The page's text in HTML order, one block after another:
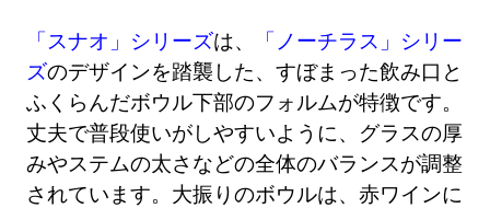
「スナオ」シリーズは、
「ノーチラス」シリー
ズのデザインを踏襲した、すぼまった飲み口と
ふくらんだボウル下部のフォルムが特徴です。
丈夫で普段使いがしやすいように、グラスの厚
みやステムの太さなどの全体のバランスが調整
されています。大振りのボウルは、赤ワインに